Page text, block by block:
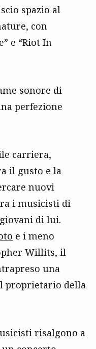
spazio al
con
e “Riot In
sonore di
perfezione
carriera,
il gusto e la
nuovi
i musicisti di
di lui.
e i meno
Willits, il
una
proprietario della
risalgono a